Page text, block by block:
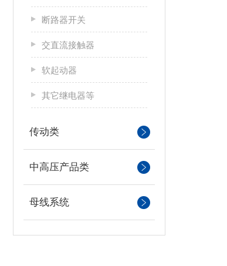
断路器开关
交直流接触器
软起动器
其它继电器等
传动类
中高压产品类
母线系统